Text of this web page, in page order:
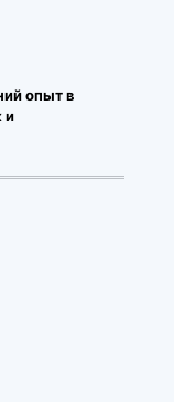
опыт в
и